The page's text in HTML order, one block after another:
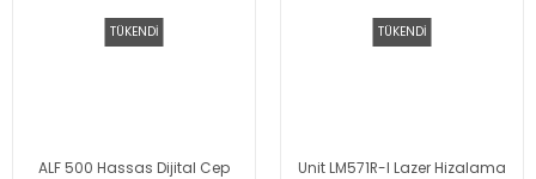
TÜKENDİ
ALF 500 Hassas Dijital Cep
TÜKENDİ
Unit LM571R-I Lazer Hizalama